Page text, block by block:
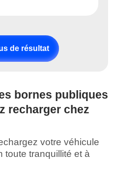
de résultat
bornes publiques
recharger chez
votre véhicule
toute tranquillité et à